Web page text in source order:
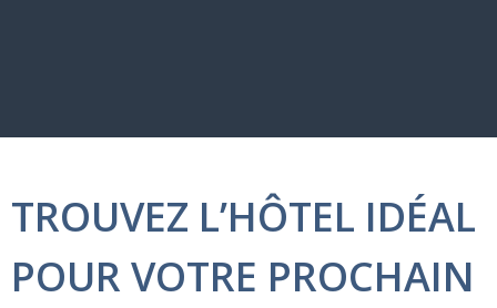
TROUVEZ L’HÔTEL IDÉAL
POUR VOTRE PROCHAIN